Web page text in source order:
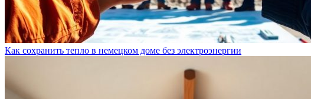
Как сохранить тепло в немецком доме без электроэнергии